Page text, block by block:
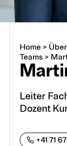
Über
Arbeiten
Offene
Home>
Teams>
Leiter
Dozent
+41 71